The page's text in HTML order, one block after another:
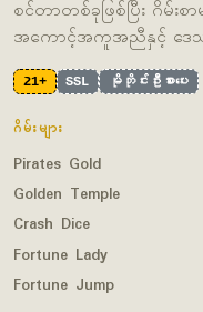
စင်တာတစ်ခုဖြစ်ပြီး ဂိမ်းစ
အကောင့်အကူအညီနှင့် ဒေသ
21+ SSL မိုဘိုင်းဦးစားပေး
ဂိမ်းများ
Pirates Gold
Golden Temple
Crash Dice
Fortune Lady
Fortune Jump